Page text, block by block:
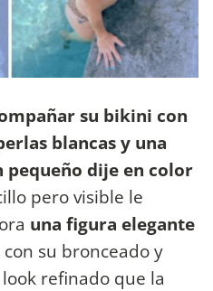
su bikini con
blancas y una
pequeño dije en color
pero visible le
una figura elegante
con su bronceado y
refinado que la